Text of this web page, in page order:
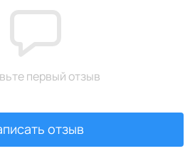
первый отзыв
отзыв